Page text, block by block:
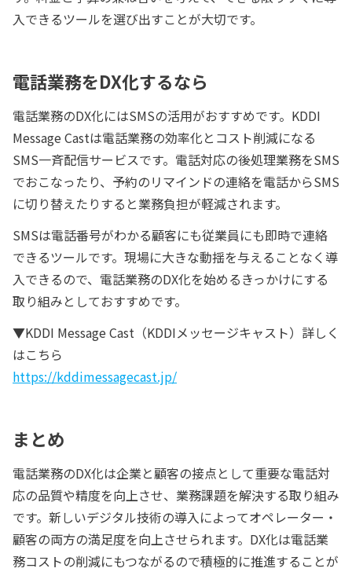
入できるツールを選び出すことが大切です。
電話業務をDX化するなら
電話業務のDX化にはSMSの活用がおすすめです。KDDI
Message Castは電話業務の効率化とコスト削減になる
SMS一斉配信サービスです。電話対応の後処理業務をSMS
でおこなったり、予約のリマインドの連絡を電話からSMS
に切り替えたりすると業務負担が軽減されます。
SMSは電話番号がわかる顧客にも従業員にも即時で連絡
できるツールです。現場に大きな動揺を与えることなく導
入できるので、電話業務のDX化を始めるきっかけにする
取り組みとしておすすめです。
▼KDDI Message Cast（KDDIメッセージキャスト）詳しく
はこちら
https://kddimessagecast.jp/
まとめ
電話業務のDX化は企業と顧客の接点として重要な電話対
応の品質や精度を向上させ、業務課題を解決する取り組み
です。新しいデジタル技術の導入によってオペレーター・
顧客の両方の満足度を向上させられます。DX化は電話業
務コストの削減にもつながるので積極的に推進することが